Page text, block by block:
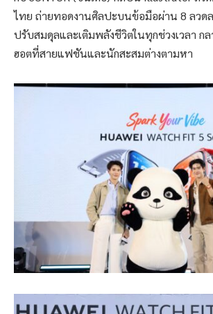
ไทย ถ่ายทอดงานศิลปะบนข้อมือผ่าน 8 ลวด
ปรับสมดุลและเติมพลังชีวิตในทุกช่วงเวลา ก
ฮอตที่สายแฟชันและนักสะสมต่างตามหา